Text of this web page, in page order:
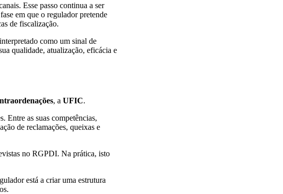
Esse passo continua a ser
em que o regulador pretende
de fiscalização.
como um sinal de
qualidade, atualização, eficácia e
, a UFIC.
Entre as suas competências,
de reclamações, queixas e
no RGPDI. Na prática, isto
está a criar uma estrutura